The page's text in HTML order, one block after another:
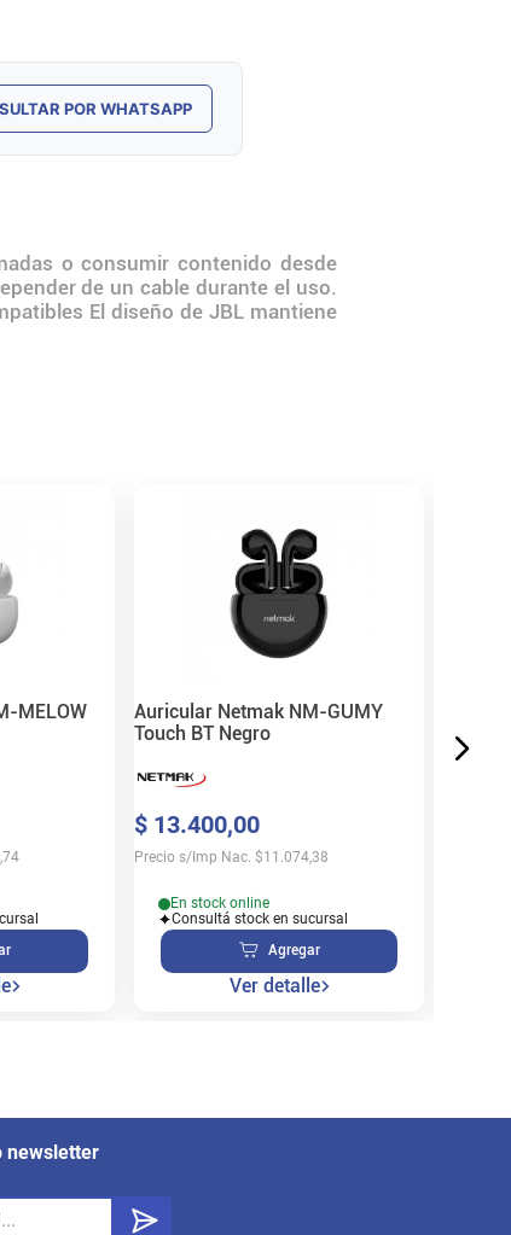
POR WHATSAPP
o consumir contenido desde
de un cable durante el uso.
El diseño de JBL mantiene
MELOW
Auricular Netmak NM-GUMY
Touch BT Negro
$ 13.400,00
Precio s/Imp Nac. $11.074,38
En stock online
Consultá stock en sucursal
Agregar
Ver detalle
newsletter